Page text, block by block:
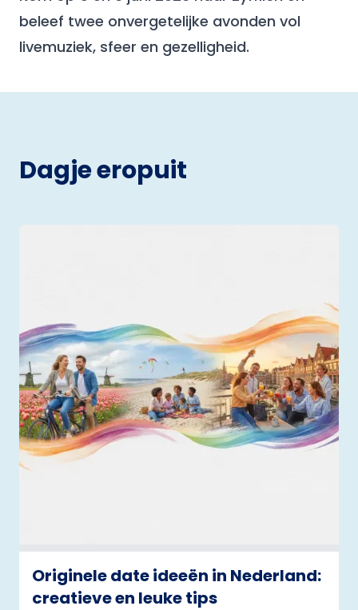
beleef twee onvergetelijke avonden vol
livemuziek, sfeer en gezelligheid.
Dagje eropuit
Originele date ideeën in Nederland:
creatieve en leuke tips